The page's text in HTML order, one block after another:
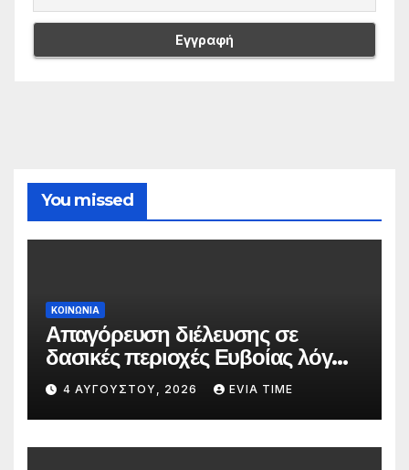
You missed
ΚΟΙΝΩΝΙΑ
Απαγόρευση διέλευσης σε
δασικές περιοχές Ευβοίας λόγω
πολύ υψηλού κινδύνου
πυρκαγιάς
4 ΑΥΓΟΎΣΤΟΥ, 2026 EVIA TIME